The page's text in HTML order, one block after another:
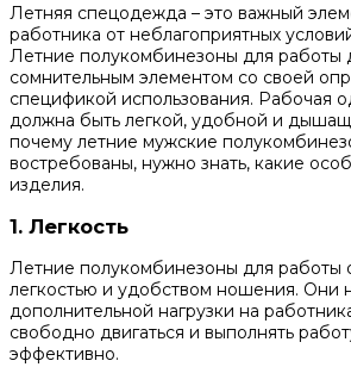
Летняя спецодежда – это важный
работника от неблагоприятных
Летние полукомбинезоны для работы
сомнительным элементом со своей
спецификой использования. Рабочая
должна быть легкой, удобной и
почему летние мужские
востребованы, нужно знать, какие
изделия.
1. Легкость
Летние полукомбинезоны для работы
легкостью и удобством ношения. Они
дополнительной нагрузки на
свободно двигаться и выполнять
эффективно.